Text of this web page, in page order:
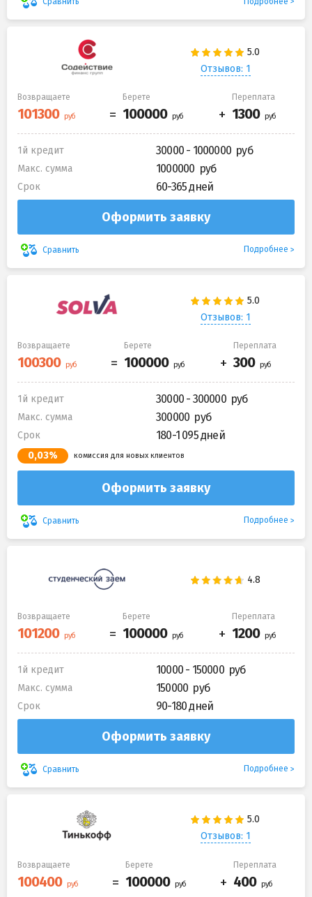
Отзывов: 1
Возвращаете Берете Переплата
1й кредит 30000 - 1000000
Макс. сумма 1000000
Срок 60-365 дней
Оформить заявку
Сравнить Подробнее
Отзывов: 1
Возвращаете Берете Переплата
1й кредит 30000 - 300000
Макс. сумма 300000
Срок 180-1 095 дней
0,03% комиссия для новых клиентов
Оформить заявку
Сравнить Подробнее
Возвращаете Берете Переплата
1й кредит 10000 - 150000
Макс. сумма 150000
Срок 90-180 дней
Оформить заявку
Сравнить Подробнее
Отзывов: 1
Возвращаете Берете Переплата